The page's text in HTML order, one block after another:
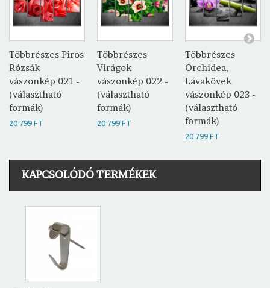
Többrészes Piros
Rózsák
vászonkép 021 -
(választható
formák)
20 799 FT
Többrészes
Virágok
vászonkép 022 -
(választható
formák)
20 799 FT
Többrészes
Orchidea,
Lávakövek
vászonkép 023 -
(választható
formák)
20 799 FT
KAPCSOLÓDÓ TERMÉKEK